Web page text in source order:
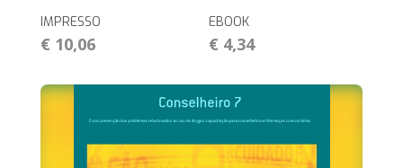
IMPRESSO
€ 10,06
EBOOK
€ 4,34